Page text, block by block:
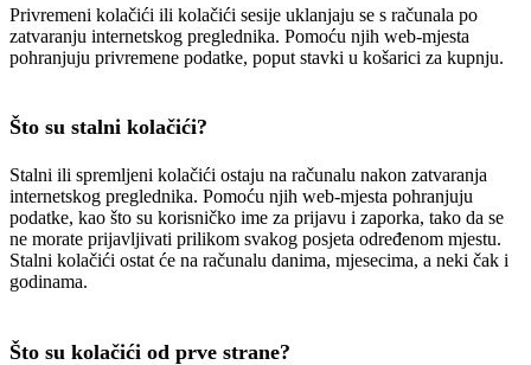
Privremeni kolačići ili kolačići sesije uklanjaju se s računala po
zatvaranju internetskog preglednika. Pomoću njih web-mjesta
pohranjuju privremene podatke, poput stavki u košarici za kupnju.
Što su stalni kolačići?
Stalni ili spremljeni kolačići ostaju na računalu nakon zatvaranja
internetskog preglednika. Pomoću njih web-mjesta pohranjuju
podatke, kao što su korisničko ime za prijavu i zaporka, tako da se
ne morate prijavljivati prilikom svakog posjeta određenom mjestu.
Stalni kolačići ostat će na računalu danima, mjesecima, a neki čak i
godinama.
Što su kolačići od prve strane?